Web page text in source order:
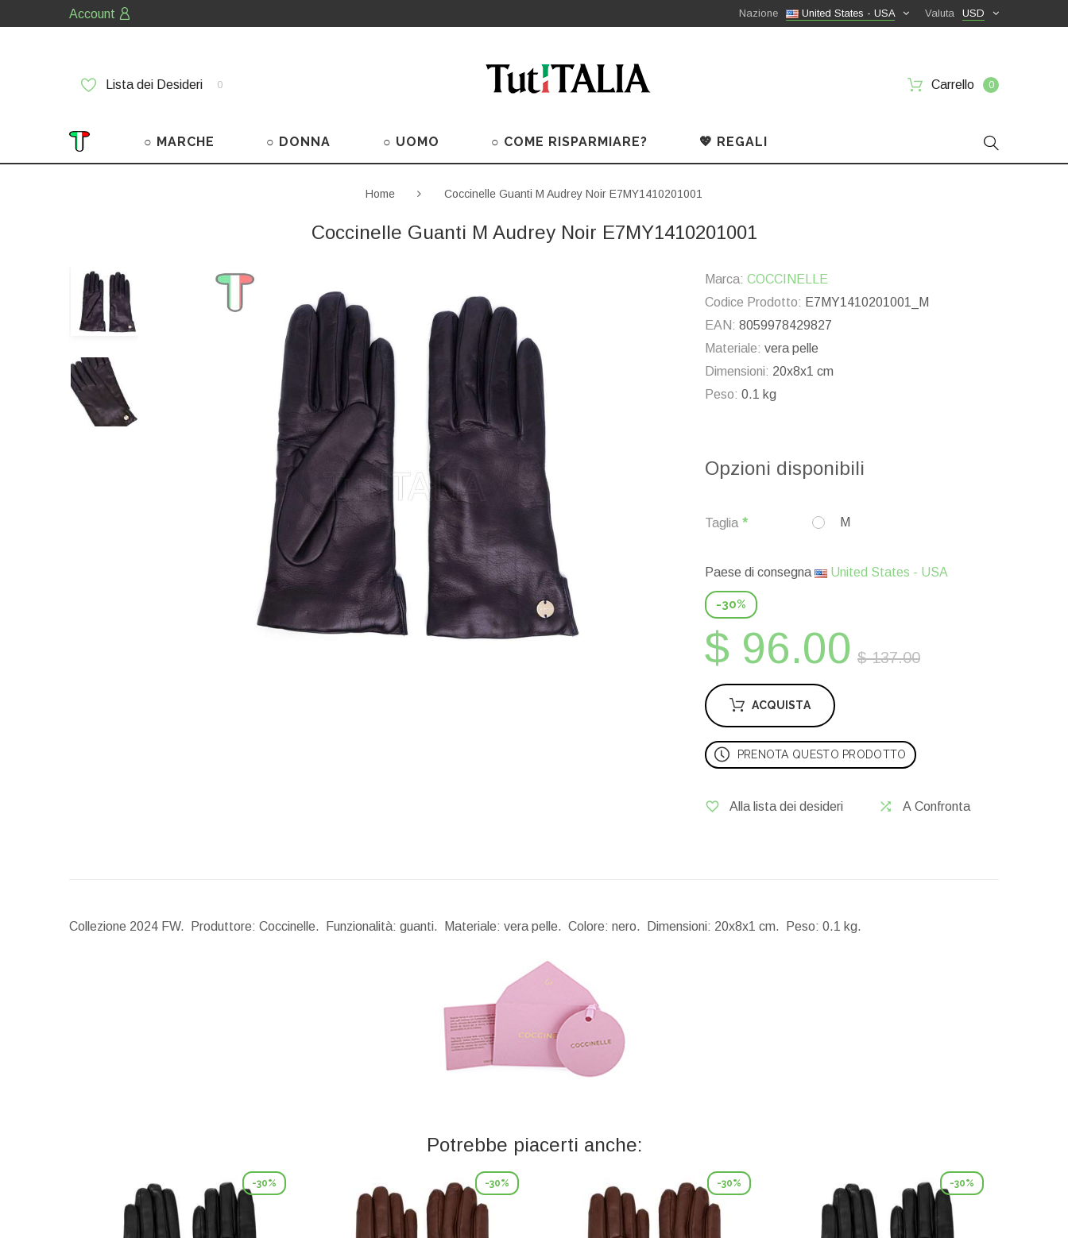
Account USD
Valuta
United States - USA
Nazione
Lista dei Desideri 0 Carrello 0
○ MARCHE ○ DONNA ○ UOMO ○ COME RISPARMIARE? 💖 REGALI
Home Coccinelle Guanti M Audrey Noir E7MY1410201001
Coccinelle Guanti M Audrey Noir E7MY1410201001
Marca: COCCINELLE
Codice Prodotto: E7MY1410201001_M
EAN: 8059978429827
Materiale: vera pelle
Dimensioni: 20x8x1 cm
Peso: 0.1 kg
Opzioni disponibili
Taglia M
Paese di consegna United States - USA
-30%
$ 96.00 $ 137.00
ACQUISTA
PRENOTA QUESTO PRODOTTO
Alla lista dei desideri A Confronta
Collezione 2024 FW. Produttore: Coccinelle. Funzionalità: guanti. Materiale: vera pelle. Colore: nero. Dimensioni: 20x8x1 cm. Peso: 0.1 kg.
Potrebbe piacerti anche:
-30% -30% -30% -30%